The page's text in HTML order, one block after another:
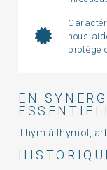
nous
protège
EN
Thym à thymol,